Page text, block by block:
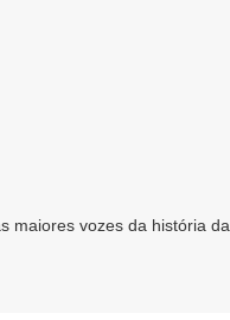
maiores vozes da história da